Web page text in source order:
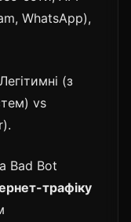
WhatsApp),
Легітимні (з
vs
Bad Bot
трафіку